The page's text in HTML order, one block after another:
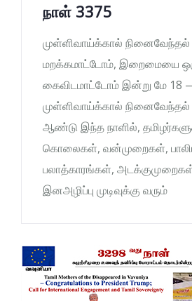
நாள் 3375
முள்ளிவாய்க்கால் நினைவேந்தல்
மறக்கமாட்டோம், இறைமையை
கைவிடமாட்டோம் இன்று மே 18
முள்ளிவாய்க்கால்
ஆண்டு இந்த நாளில்,
கொலைகள், வன்முறைகள்,
பலாத்காரங்கள்,
இனஅழிப்பு முடிவுக்கு வரும்